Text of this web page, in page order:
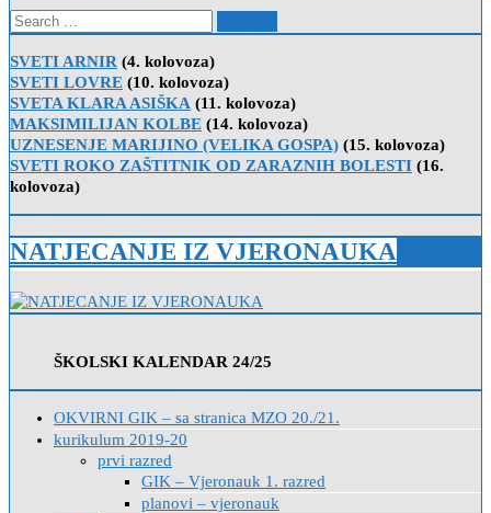
Search
for:
SVETI ARNIR (4. kolovoza)
SVETI LOVRE (10. kolovoza)
SVETA KLARA ASIŠKA (11. kolovoza)
MAKSIMILIJAN KOLBE (14. kolovoza)
UZNESENJE MARIJINO (VELIKA GOSPA) (15. kolovoza)
SVETI ROKO ZAŠTITNIK OD ZARAZNIH BOLESTI (16.
kolovoza)
NATJECANJE IZ VJERONAUKA
ŠKOLSKI KALENDAR 24/25
OKVIRNI GIK – sa stranica MZO 20./21.
kurikulum 2019-20
prvi razred
GIK – Vjeronauk 1. razred
planovi – vjeronauk